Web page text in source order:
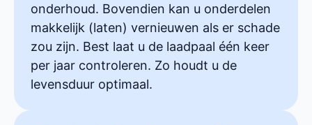
onderhoud. Bovendien kan u onderdelen
makkelijk (laten) vernieuwen als er schade
zou zijn. Best laat u de laadpaal één keer
per jaar controleren. Zo houdt u de
levensduur optimaal.